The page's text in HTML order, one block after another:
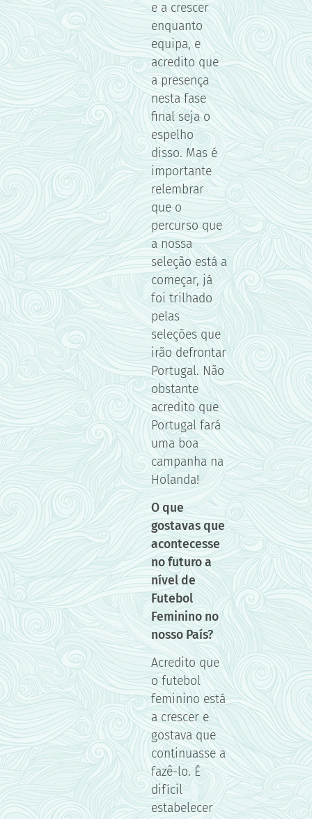
e a crescer
enquanto
equipa, e
acredito que
a presença
nesta fase
final seja o
espelho
disso. Mas é
importante
relembrar
que o
percurso que
a nossa
seleção está a
começar, já
foi trilhado
pelas
seleções que
irão defrontar
Portugal. Não
obstante
acredito que
Portugal fará
uma boa
campanha na
Holanda!
O que
gostavas que
acontecesse
no futuro a
nível de
Futebol
Feminino no
nosso País?
Acredito que
o futebol
feminino está
a crescer e
gostava que
continuasse a
fazê-lo. É
difícil
estabelecer